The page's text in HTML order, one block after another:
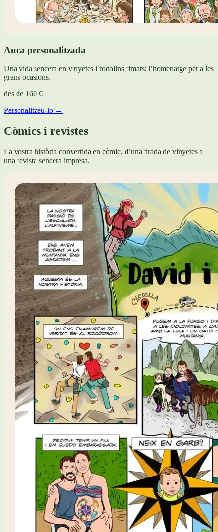
Auca personalitzada
Una vida sencera en vinyetes i rodolins rimats: l’homenatge per a les
grans ocasions.
des de 160 €
Personalitzeu-lo →
Còmics i revistes
La vostra història convertida en còmic, d’una tirada de vinyetes a
una revista sencera impresa.